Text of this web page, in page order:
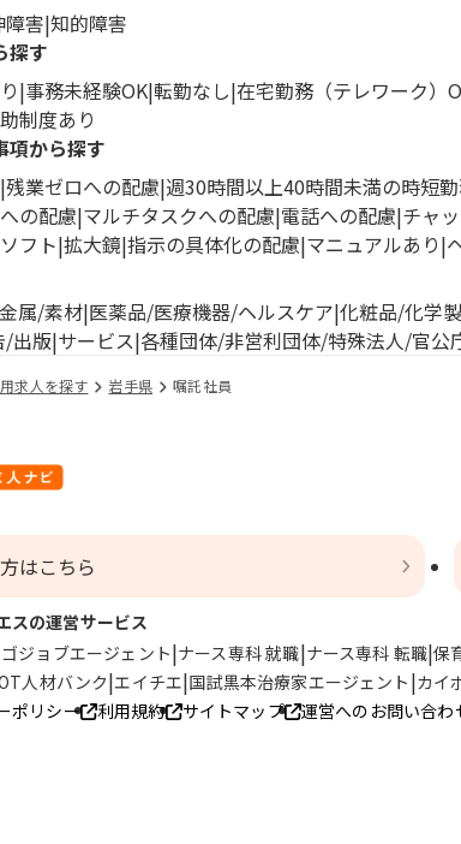
害 知的障害
探す
事務未経験OK 転勤なし 在宅勤務（テレワーク）
制度あり
項から探す
残業ゼロへの配慮 週30時間以上40時間未満の時短
の配慮 マルチタスクへの配慮 電話への配慮 チャ
フト 拡大鏡 指示の具体化の配慮 マニュアルあり
属/素材 医薬品/医療機器/ヘルスケア 化粧品/化学
/出版 サービス 各種団体/非営利団体/特殊法人/官公
求人を探す 岩手県 嘱託社員
はこちら
スの運営サービス
ジョブエージェント ナース専科 就職 ナース専科 転職 保
人材バンク エイチエ 国試黒本治療家エージェント カイ
ポリシー 利用規約 サイトマップ 運営へのお問い合わ